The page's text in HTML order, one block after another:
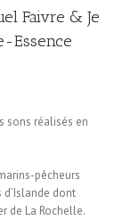
Faivre & Je
Essence
sons réalisés en
pêcheurs
dont
de La Rochelle.